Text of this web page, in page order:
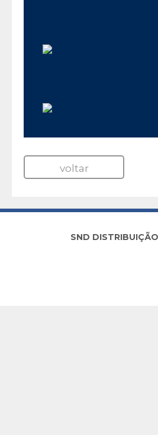
voltar
SND